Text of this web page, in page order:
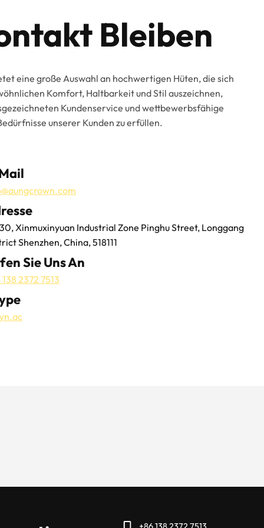
Bleiben
eine große Auswahl an hochwertigen Hüten, die sich
Komfort, Haltbarkeit und Stil auszeichnen,
Kundenservice und wettbewerbsfähige
unserer Kunden zu erfüllen.
Xinmuxinyuan Industrial Zone Pinghu Street, Longgang
Shenzhen, China, 518111
Sie Uns An
2372 7513